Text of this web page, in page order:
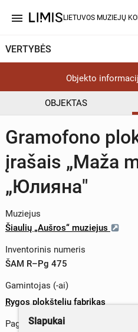
menu LIETUVOS MUZIEJŲ
VERTYBĖS
Objekto
OBJEKTAS
Gramofono
įrašais „Maža
„Юлияна"
Muziejus
Šiaulių „Aušros“ muziejus
Inventorinis numeris
ŠAM R–Pg 475
Gamintojas (-ai)
Rygos plokštelių fabrikas
Pagaminimo data
Slapukai